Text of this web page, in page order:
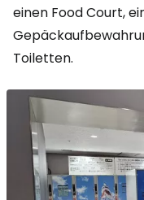
einen Food Court,
Toiletten.